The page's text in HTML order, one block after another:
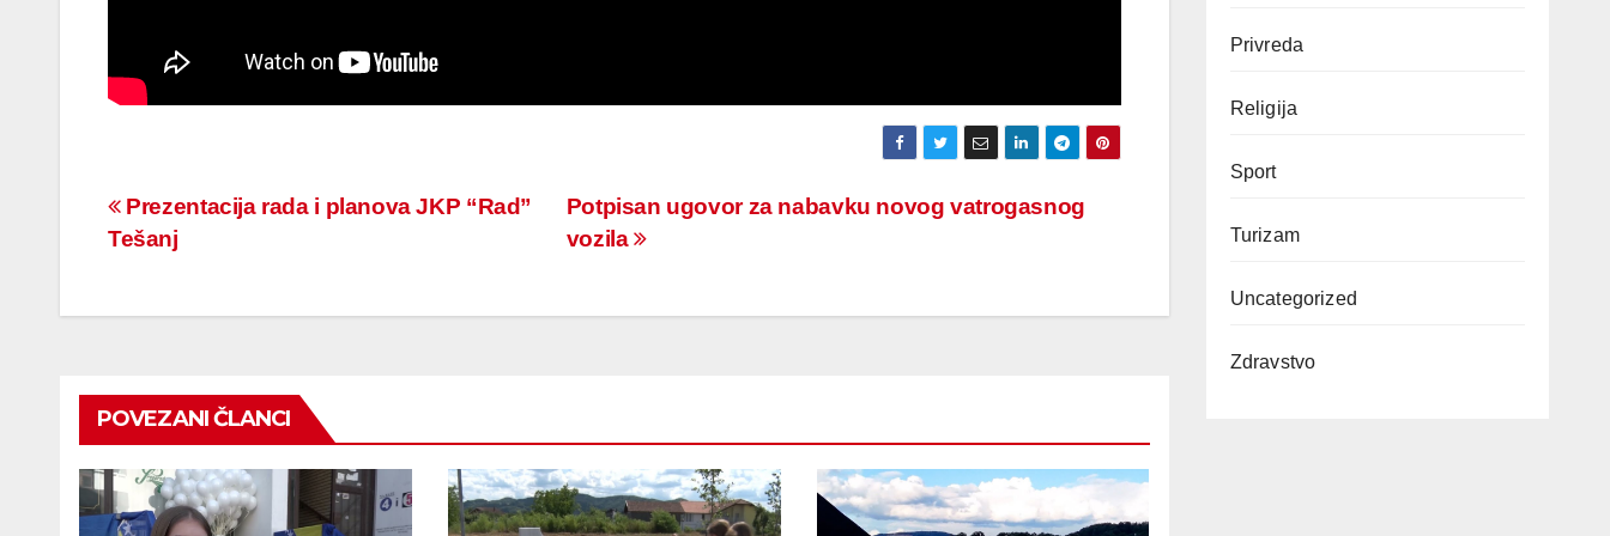
Navigacija
članaka
Potpisan ugovor za nabavku novog vatrogasnog
vozila
Prezentacija rada i planova JKP “Rad”
Tešanj
POVEZANI ČLANCI
Privreda
Religija
Sport
Turizam
Uncategorized
Zdravstvo